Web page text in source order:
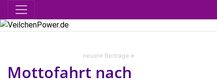
neuere Beiträge >
Mottofahrt nach